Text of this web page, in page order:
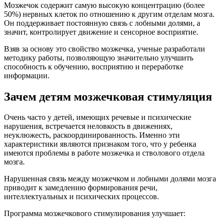
Мозжечок содержит самую высокую концентрацию (более
50%) нервных клеток по отношению к другим отделам мозга.
Он поддерживает постоянную связь с лобными долями, а
значит, контролирует движение и сенсорное восприятие.
Взяв за основу это свойство мозжечка, ученые разработали
методику работы, позволяющую значительно улучшить
способность к обучению, восприятию и переработке
информации.
Зачем детям мозжечковая стимуляция
Очень часто у детей, имеющих речевые и психические
нарушения, встречается неловкость в движениях,
неуклюжесть, раскоординированность. Именно эти
характеристики являются признаком того, что у ребенка
имеются проблемы в работе мозжечка и стволового отдела
мозга.
Нарушенная связь между мозжечком и лобными долями мозга
приводит к замедлению формирования речи,
интеллектуальных и психических процессов.
Программа мозжечкового стимулирования улучшает: